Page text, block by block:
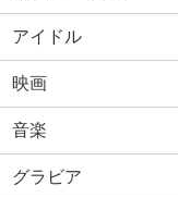
アイドル
映画
音楽
グラビア